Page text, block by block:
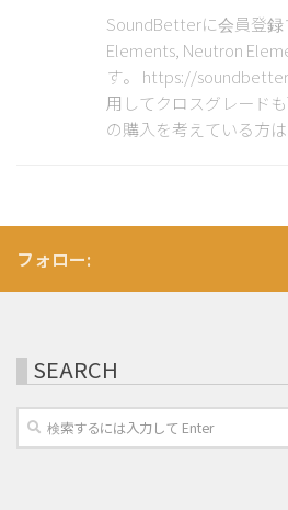
SoundBetterに会員登
Elements, Neutron
す。 https://
用してクロスグレード
の購入を考えている方
フォロー:
SEARCH